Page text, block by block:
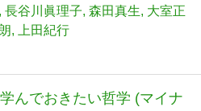
長谷川眞理子 森田真生 大室正
上田紀行
んでおきたい哲学 (マイナ